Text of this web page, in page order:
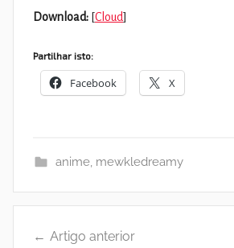
Download: [Cloud]
Partilhar isto:
Facebook X
anime, mewkledreamy
Artigo anterior